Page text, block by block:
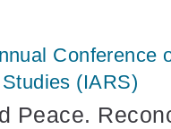
Conference
(IARS)
Peace.